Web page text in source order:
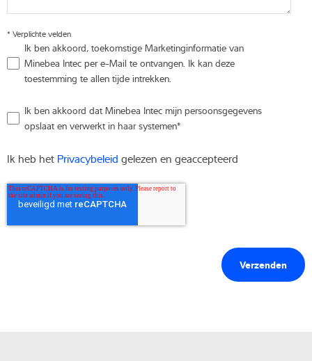
* Verplichte velden
Ik ben akkoord, toekomstige Marketinginformatie van
Minebea Intec per e-Mail te ontvangen. Ik kan deze
toestemming te allen tijde intrekken.
Ik ben akkoord dat Minebea Intec mijn persoonsgegevens
opslaat en verwerkt in haar systemen*
Ik heb het Privacybeleid gelezen en geaccepteerd